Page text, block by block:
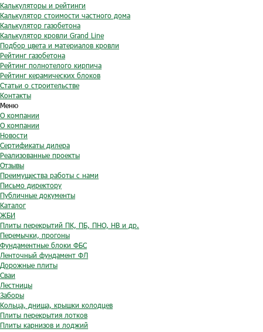
Калькуляторы и рейтинги
Калькулятор стоимости частного дома
Калькулятор газобетона
Калькулятор кровли Grand Line
Подбор цвета и материалов кровли
Рейтинг газобетона
Рейтинг полнотелого кирпича
Рейтинг керамических блоков
Статьи о строительстве
Контакты
Меню
О компании
О компании
Новости
Сертификаты дилера
Реализованные проекты
Отзывы
Преимущества работы с нами
Письмо директору
Публичные документы
Каталог
ЖБИ
Плиты перекрытий ПК, ПБ, ПНО, НВ и др.
Перемычки, прогоны
Фундаментные блоки ФБС
Ленточный фундамент ФЛ
Дорожные плиты
Сваи
Лестницы
Заборы
Кольца, днища, крышки колодцев
Плиты перекрытия лотков
Плиты карнизов и лоджий